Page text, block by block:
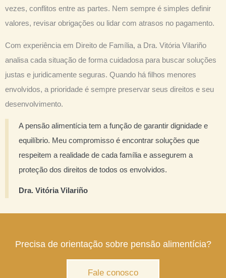
vezes, conflitos entre as partes. Nem sempre é simples definir
valores, revisar obrigações ou lidar com atrasos no pagamento.
Com experiência em Direito de Família, a Dra. Vitória Vilariño
analisa cada situação de forma cuidadosa para buscar soluções
justas e juridicamente seguras. Quando há filhos menores
envolvidos, a prioridade é sempre preservar seus direitos e seu
desenvolvimento.
A pensão alimentícia tem a função de garantir dignidade e
equilíbrio. Meu compromisso é encontrar soluções que
respeitem a realidade de cada família e assegurem a
proteção dos direitos de todos os envolvidos.
Dra. Vitória Vilariño
Precisa de orientação sobre pensão alimentícia?
Fale conosco